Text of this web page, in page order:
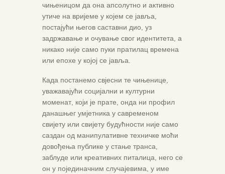
чињеницом да она апсолутно и активно
утиче на вријеме у којем се јавља,
постајући његов саставни дио, уз
задржавање и очување свог идентитета, а
никако није само пуки пратилац времена
или епохе у којој се јавља.
Када постанемо свјесни те чињенице,
уважавајући социјални и културни
моменат, који је прате, онда ни профил
данашњег умјетника у савременом
свијету или свијету будућности није само
саздан од манипулативне техничке моћи
довођења публике у стање транса,
заблуде или креативних питалица, него се
он у појединачним случајевима, у име